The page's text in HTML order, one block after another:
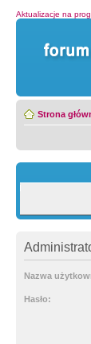
Aktualizacje na
Strona
Nazwa
Hasło: